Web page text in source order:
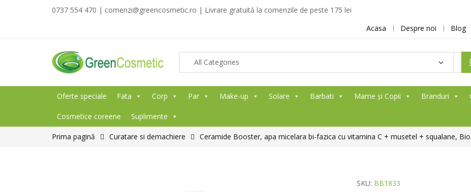
0737 554 470 | comenzi@greencosmetic.ro | Livrare gratuită la comenzile de peste 175 lei
Acasa
Despre noi Blog
Oferte speciale Fata Corp Par Make-up Solare Barbati Mame și Copii Branduri
Cosmetice coreene Suplimente
Prima pagină Curatare si demachiere Ceramide Booster, apa micelara bi-fazica cu vitamina C + musetel + squalane,
SKU: BB1833